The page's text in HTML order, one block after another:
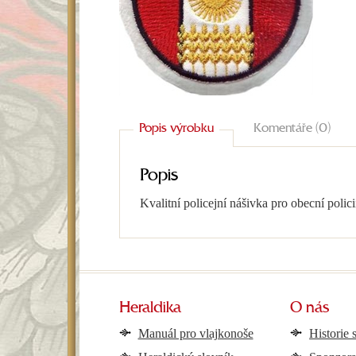
Popis výrobku Komentáře (0)
Popis
Kvalitní policejní nášivka pro obecní
Heraldika
Manuál pro vlajkonoše
O nás
Historie